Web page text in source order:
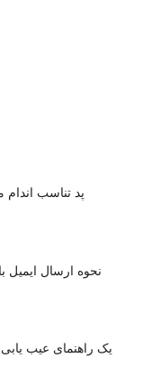
پد تناسب اندام
نحوه ارسال ایمیل